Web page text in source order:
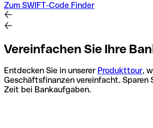
Zum SWIFT-Code Finder
Vereinfachen Sie Ihre
Entdecken Sie in unserer Produkttour,
Geschäftsfinanzen vereinfacht. Sparen
Zeit bei Bankaufgaben.